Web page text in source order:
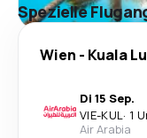
Spezielle
Wien - Kuala
Di 15 Sep.
VIE-KUL· 1
Air Arabia